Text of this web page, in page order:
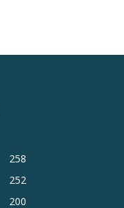
258
252
200